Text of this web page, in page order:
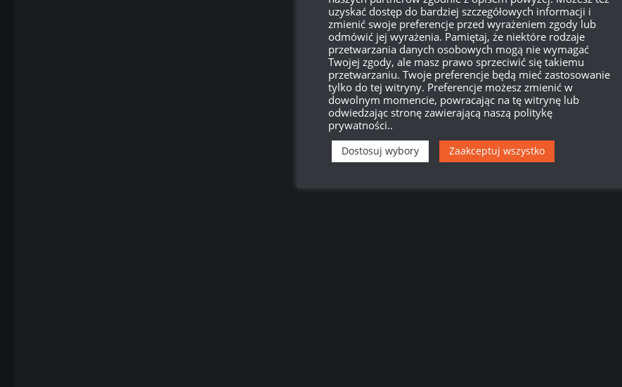
uzyskać dostęp do bardziej szczegółowych informacji i
zmienić swoje preferencje przed wyrażeniem zgody lub
odmówić jej wyrażenia. Pamiętaj, że niektóre rodzaje
przetwarzania danych osobowych mogą nie wymagać
Twojej zgody, ale masz prawo sprzeciwić się takiemu
przetwarzaniu. Twoje preferencje będą mieć zastosowanie
tylko do tej witryny. Preferencje możesz zmienić w
dowolnym momencie, powracając na tę witrynę lub
odwiedzając stronę zawierającą naszą politykę
prywatności..
Dostosuj wybory Zaakceptuj wszystko